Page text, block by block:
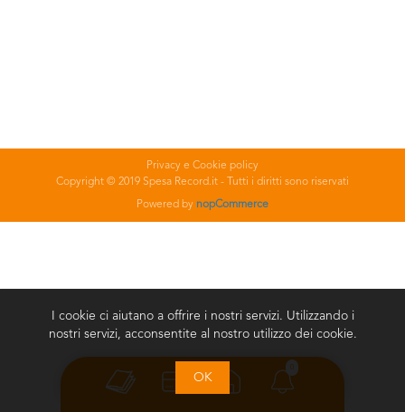
Privacy e Cookie policy
Copyright © 2019 Spesa Record.it - Tutti i diritti sono riservati
Powered by nopCommerce
I cookie ci aiutano a offrire i nostri servizi. Utilizzando i
nostri servizi, acconsentite al nostro utilizzo dei cookie.
OK